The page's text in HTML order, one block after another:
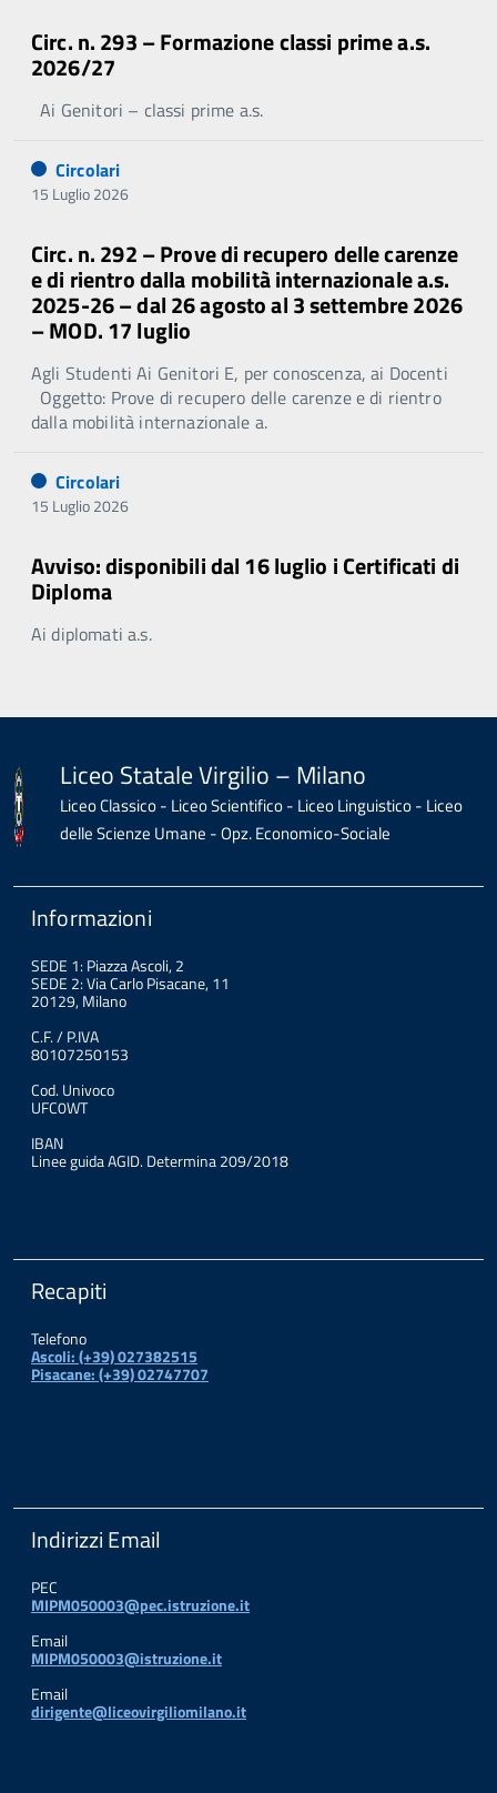
Circ. n. 293 – Formazione classi prime a.s.
2026/27
Ai Genitori – classi prime a.s.
Circolari
15 Luglio 2026
Circ. n. 292 – Prove di recupero delle carenze
e di rientro dalla mobilità internazionale a.s.
2025-26 – dal 26 agosto al 3 settembre 2026
– MOD. 17 luglio
Agli Studenti Ai Genitori E, per conoscenza, ai Docenti
Oggetto: Prove di recupero delle carenze e di rientro
dalla mobilità internazionale a.
Circolari
15 Luglio 2026
Avviso: disponibili dal 16 luglio i Certificati di
Diploma
Ai diplomati a.s.
Liceo Statale Virgilio – Milano
Liceo Classico - Liceo Scientifico - Liceo Linguistico - Liceo
delle Scienze Umane - Opz. Economico-Sociale
Informazioni
SEDE 1: Piazza Ascoli, 2
SEDE 2: Via Carlo Pisacane, 11
20129, Milano
C.F. / P.IVA
80107250153
Cod. Univoco
UFC0WT
IBAN
Linee guida AGID. Determina 209/2018
Recapiti
Telefono
Ascoli: (+39) 027382515
Pisacane: (+39) 02747707
Indirizzi Email
PEC
MIPM050003@pec.istruzione.it
Email
MIPM050003@istruzione.it
Email
dirigente@liceovirgiliomilano.it